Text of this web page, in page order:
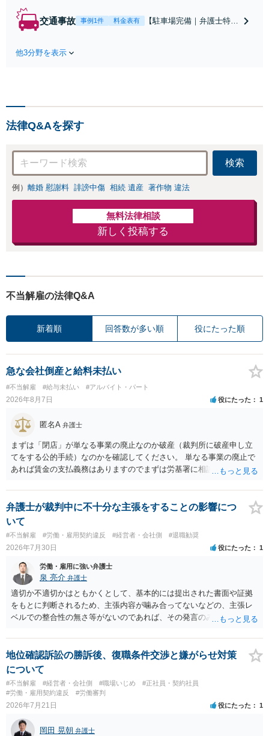
り、そこから逆算して対応
交通事故 事例1件 料金表有
【駐車場完備｜弁護士特約
事事件になっている事故に
他3分野を表示
法律Q&Aを探す
検索
例） 離婚 慰謝料 誹謗中傷 相続 遺産 著作物 違法
無料法律相談
新しく投稿する
不当解雇の法律Q&A
新着順 回答数が多い順 役にたった順
急な会社倒産と給料未払い
#不当解雇 #給与未払い #アルバイト・パート
2026年8月7日 役にたった 1
匿名A 弁護士
まずは「閉店」が単なる事業の廃止なのか破産（裁判所に破産申し立
てをする公的手続）なのかを確認してください。 単なる事業の廃止で
あれば賃金の支払義務はありますのでまずは労基署に相談してくださ
しいかもしれませんが）賃金などの労働債権は他の債務より優先して
支払われます。ただし支払までにかなり時間がかかるでしょう。 さら
に、「独立行政法人労働者健康安全機構 」という公的機関が未払賃金
の立替事業を行っています。詳しくは、同機構の＜未払賃金立替払相
談コーナー＞ TEL 044-431-8663 相談時間：土日祝日を除く9:15～1
7:00 に相談してみてください。同じように未払となった他の従業員の
方がいれば一緒に相談してみるといいでしょう。
弁護士が裁判中に不十分な主張をすることの影響につ
いて
#不当解雇 #労働・雇用契約違反 #経営者・会社側 #退職勧奨
2026年7月30日 役にたった 1
労働・雇用に強い弁護士
泉 亮介 弁護士
適切か不適切かはともかくとして、基本的には提出された書面や証拠
をもとに判断されるため、主張内容が噛み合ってないなどの、主張レ
ベルでの整合性の無さ等がないのであれば、その発言のみで大きく不
地位確認訴訟の勝訴後、復職条件交渉と嫌がらせ対策
について
#不当解雇 #経営者・会社側 #職場いじめ
#正社員・契約社員
#労働・雇用契約違反
#労働審判
2026年7月21日 役にたった 1
岡田 晃朝 弁護士